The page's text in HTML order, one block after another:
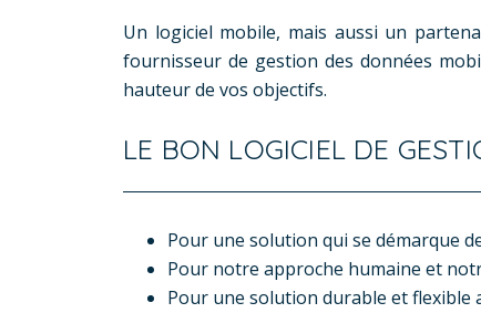
Un logiciel mobile, mais aussi un
fournisseur de gestion des données
hauteur de vos objectifs.
LE BON LOGICIEL DE
Pour une solution qui se démarque
Pour notre approche humaine et
Pour une solution durable et flexible